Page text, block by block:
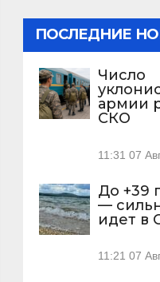
ПОСЛЕДНИЕ
Число
армии
СКО
11:31 07
До +39
—
идет в
11:21 07